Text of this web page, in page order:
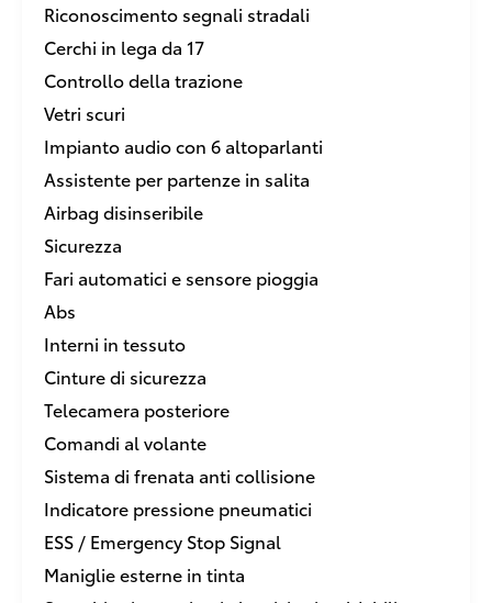
Riconoscimento segnali stradali
Cerchi in lega da 17
Controllo della trazione
Vetri scuri
Impianto audio con 6 altoparlanti
Assistente per partenze in salita
Airbag disinseribile
Sicurezza
Fari automatici e sensore pioggia
Abs
Interni in tessuto
Cinture di sicurezza
Telecamera posteriore
Comandi al volante
Sistema di frenata anti collisione
Indicatore pressione pneumatici
ESS / Emergency Stop Signal
Maniglie esterne in tinta